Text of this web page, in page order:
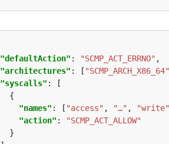
"defaultAction" : "SCMP_ACT_ERRNO"
"architectures" : [ "SCMP_ARCH_X86_64"
"syscalls"
"names" : [ "access" , "…" , "write"
"action" :
"SCMP_ACT_ALLOW"